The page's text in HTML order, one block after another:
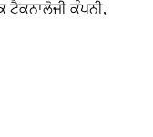
ਕੰਪਨੀ,